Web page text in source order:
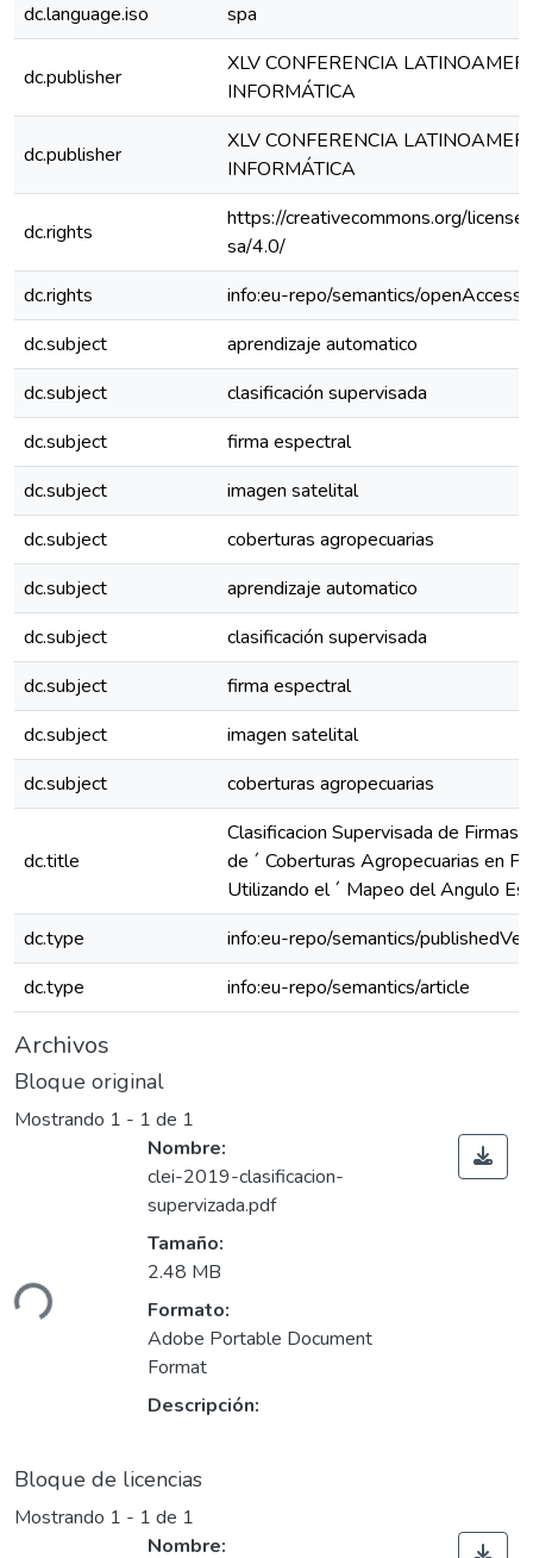
dc.language.iso
spa
dc.publisher
XLV CONFERENCIA
INFORMÁTICA
dc.publisher
XLV CONFERENCIA
INFORMÁTICA
dc.rights
https://creativecommons.org/
sa/4.0/
dc.rights
info:eu-repo/semantics/openAccess
dc.subject
aprendizaje automatico
dc.subject
clasificación supervisada
dc.subject
firma espectral
dc.subject
imagen satelital
dc.subject
coberturas agropecuarias
dc.subject
aprendizaje automatico
dc.subject
clasificación supervisada
dc.subject
firma espectral
dc.subject
imagen satelital
dc.subject
coberturas agropecuarias
dc.title
Clasificacion Supervisada de Firmas
de ´ Coberturas Agropecuarias en
Utilizando el ´ Mapeo del Angulo
dc.type
info:eu-repo/semantics/
dc.type
info:eu-repo/semantics/article
Archivos
Bloque original
Mostrando 1 - 1 de 1
Nombre:
clei-2019-clasificacion-
supervizada.pdf
Tamaño:
2.48 MB
Formato:
Adobe Portable Document
Format
Descripción:
Bloque de licencias
Mostrando 1 - 1 de 1
Nombre: